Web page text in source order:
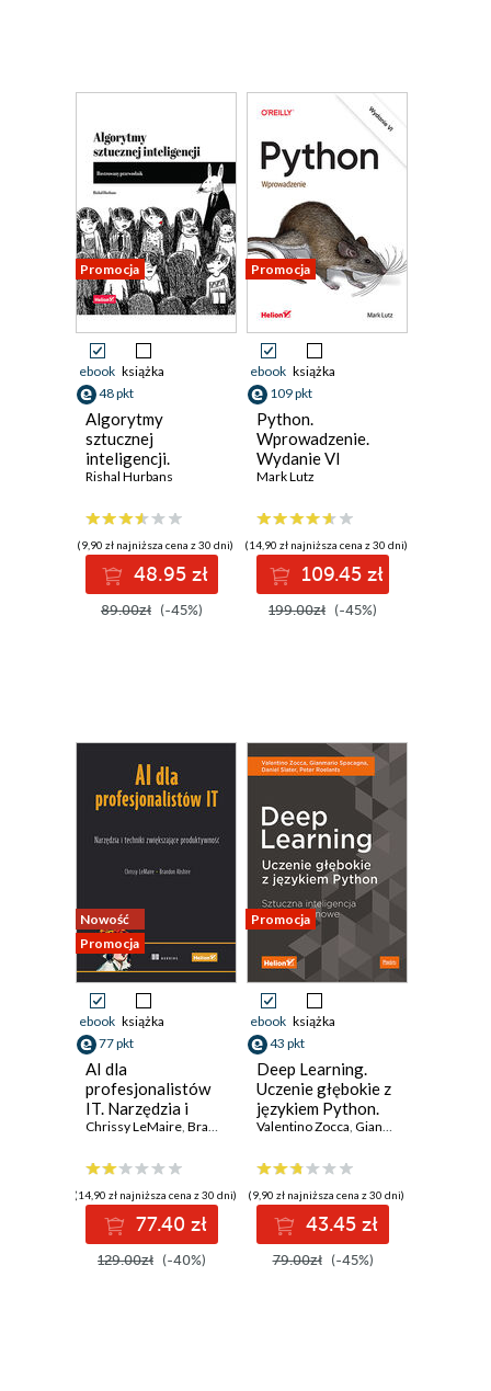
Promocja
ebook książka
48 pkt
Algorytmy
sztucznej
inteligencji.
Ilustrowany
Rishal Hurbans
(9,90 zł najniższa cena z 30 dni)
48.95 zł
89.00zł (-45%)
Promocja
ebook książka
109 pkt
Python.
Wprowadzenie.
Wydanie VI
Mark Lutz
(14,90 zł najniższa cena z 30 dni)
109.45 zł
199.00zł (-45%)
Nowość
Promocja
ebook książka
77 pkt
AI dla
profesjonalistów
IT. Narzędzia i
techniki
produktywność
Chrissy LeMaire, Brandon Abshire
(14,90 zł najniższa cena z 30 dni)
77.40 zł
129.00zł (-40%)
Promocja
ebook książka
43 pkt
Deep Learning.
Uczenie głębokie z
językiem Python.
Sztuczna
neuronowe
Valentino Zocca, Gianmario Spacagna
(9,90 zł najniższa cena z 30 dni)
43.45 zł
79.00zł (-45%)